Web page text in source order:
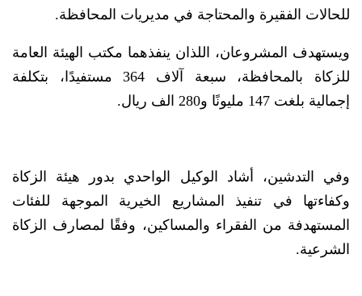
للحالات الفقيرة والمحتاجة في مديريات المحافظة.
ويستهدف المشروعان، اللذان ينفذهما مكتب الهيئة العامة
للزكاة بالمحافظة، سبعة آلاف 364 مستفيدًا، بتكلفة
إجمالية بلغت 147 مليونًا و280 الف ريال.
وفي التدشين، أشاد الوكيل الواحدي بدور هيئة الزكاة
وكفاءتها في تنفيذ المشاريع الخيرية الموجهة للفئات
المستهدفة من الفقراء والمساكين، وفقًا لمصارف الزكاة
الشرعية.